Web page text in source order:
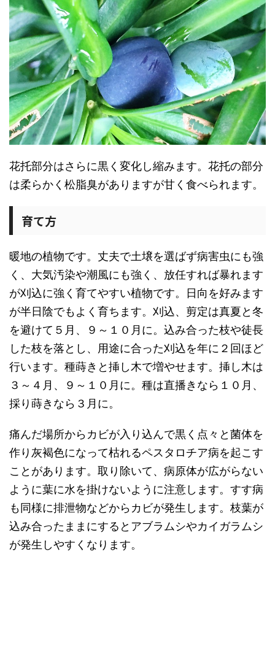
花托部分はさらに黒く変化し縮みます。花托の部分
は柔らかく松脂臭がありますが甘く食べられます。
育て方
暖地の植物です。丈夫で土壌を選ばず病害虫にも強
く、大気汚染や潮風にも強く、放任すれば暴れます
が刈込に強く育てやすい植物です。日向を好みます
が半日陰でもよく育ちます。刈込、剪定は真夏と冬
を避けて５月、９～１０月に。込み合った枝や徒長
した枝を落とし、用途に合った刈込を年に２回ほど
行います。種蒔きと挿し木で増やせます。挿し木は
３～４月、９～１０月に。種は直播きなら１０月、
採り蒔きなら３月に。
痛んだ場所からカビが入り込んで黒く点々と菌体を
作り灰褐色になって枯れるペスタロチア病を起こす
ことがあります。取り除いて、病原体が広がらない
ように葉に水を掛けないように注意します。すす病
も同様に排泄物などからカビが発生します。枝葉が
込み合ったままにするとアブラムシやカイガラムシ
が発生しやすくなります。